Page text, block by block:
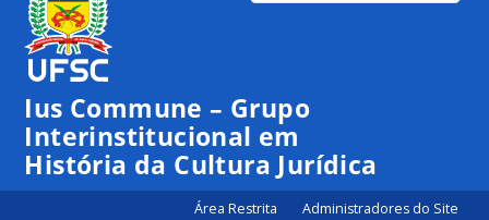
Ius Commune – Grupo
Interinstitucional em
História da Cultura Jurídica
Área Restrita Administradores do Site